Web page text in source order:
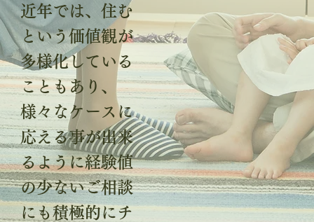
近年では、住む
という価値観が
多様化している
こともあり、
様々なケースに
応える事が出来
るように経験値
の少ないご相談
にも積極的にチ